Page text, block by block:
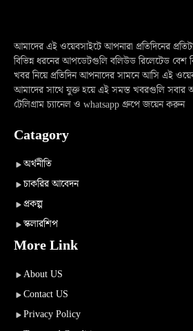
আমাদের এই ওয়েবসাইটে আপনারা প্রতিদিনের
বিভিন্ন ধরনের আপডেটগুলি বলিউড রিলেটেড বেশ
খবর নিয়ে প্রতিদিন আপনাদের সামনে আসি এই
আমাদের সাথে যুক্ত হয়ে এই সমস্ত খবরগুলি সবার
টেলিগ্রাম চ্যানেল ও whatsapp গ্রুপে জয়েন করুন
Catagory
অর্থনীতি
চাকরির আবেদন
প্রকল্প
স্কলারশিপ
More Link
About US
Contact US
Privacy Policy